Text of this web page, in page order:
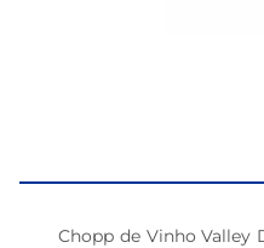
Chopp de Vinho Valley